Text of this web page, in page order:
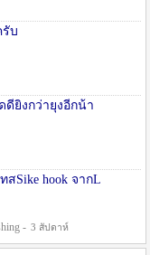
รับ
ยิ่งกว่ายุงอีกน้า
สSike hook จากL
- 3 สัปดาห์